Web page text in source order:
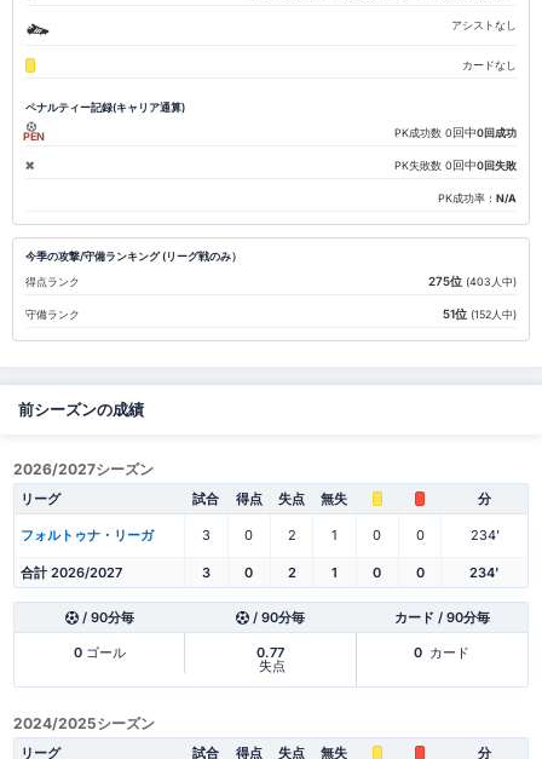
アシストなし
カードなし
ペナルティー記録(キャリア通算)
PEN PK成功数 0回中0回成功
PK失敗数 0回中0回失敗
PK成功率：N/A
今季の攻撃/守備ランキング (リーグ戦のみ）
得点ランク
275位 (403人中)
守備ランク 51位 (152人中)
前シーズンの成績
2026/2027シーズン
リーグ 試合 得点 失点 無失 分
フォルトゥナ・リーガ 3 0 2 1 0 0 234'
合計 2026/2027 3 0 2 1 0 0 234'
/ 90分毎 / 90分毎 カード / 90分毎
0ゴール 0.77
失点
0 カード
2024/2025シーズン
リーグ 試合 得点 失点 無失 分